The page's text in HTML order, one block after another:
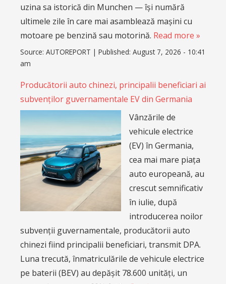
uzina sa istorică din Munchen — își numără
ultimele zile în care mai asamblează mașini cu
motoare pe benzină sau motorină. Read more »
Source: AUTOREPORT | Published: August 7, 2026 - 10:41
am
Producătorii auto chinezi, principalii beneficiari ai
subvenților guvernamentale EV din Germania
Vânzările de
vehicule electrice
(EV) în Germania,
cea mai mare piața
auto europeană, au
crescut semnificativ
în iulie, după
introducerea noilor
subvenții guvernamentale, producătorii auto
chinezi fiind principalii beneficiari, transmit DPA.
Luna trecută, înmatriculările de vehicule electrice
pe baterii (BEV) au depășit 78.600 unități, un